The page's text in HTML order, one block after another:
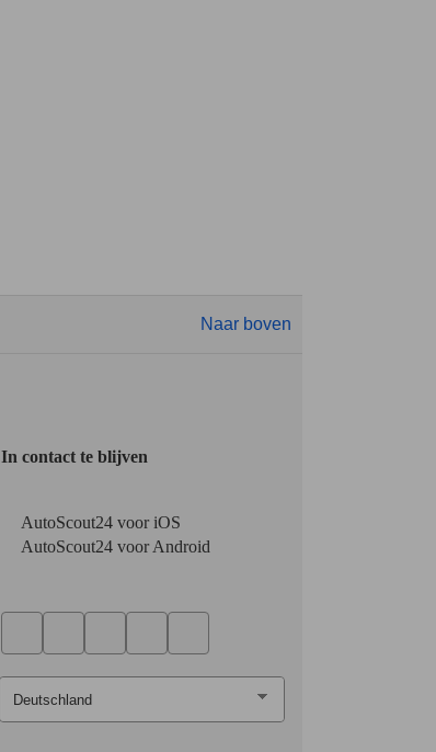
Naar boven
In contact te blijven
AutoScout24 voor iOS
AutoScout24 voor Android